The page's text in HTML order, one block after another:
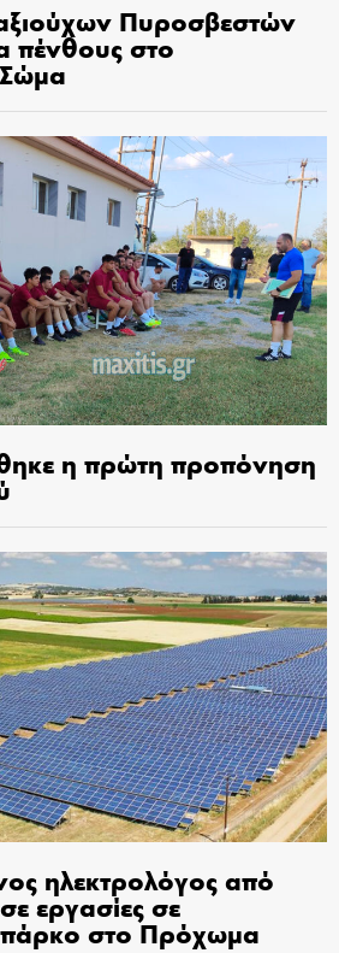
Πυροσβεστών
πένθους στο
η πρώτη προπόνηση
ηλεκτρολόγος από
εργασίες σε
στο Πρόχωμα